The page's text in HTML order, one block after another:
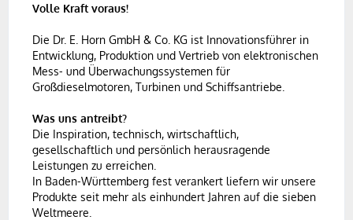
Volle Kraft voraus!
Die Dr. E. Horn GmbH & Co. KG ist Innovationsführer in
Entwicklung, Produktion und Vertrieb von elektronischen
Mess- und Überwachungssystemen für
Großdieselmotoren, Turbinen und Schiffsantriebe.
Was uns antreibt?
Die Inspiration, technisch, wirtschaftlich,
gesellschaftlich und persönlich herausragende
Leistungen zu erreichen.
In Baden-Württemberg fest verankert liefern wir unsere
Produkte seit mehr als einhundert Jahren auf die sieben
Weltmeere.